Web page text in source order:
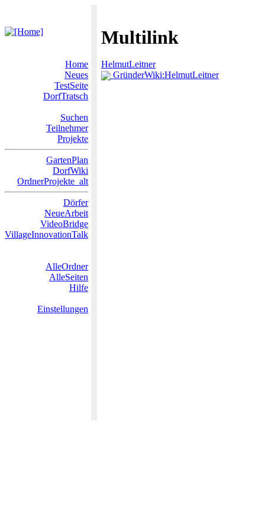
Multilink
Home
Neues
TestSeite
DorfTratsch
Suchen
Teilnehmer
Projekte
GartenPlan
DorfWiki
OrdnerProjekte_alt
Dörfer
NeueArbeit
VideoBridge
VillageInnovationTalk
AlleOrdner
AlleSeiten
Hilfe
Einstellungen
HelmutLeitner
GründerWiki:HelmutLeitner